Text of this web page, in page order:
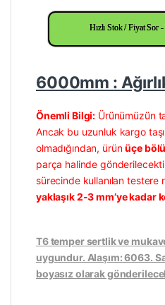
Hızlı Stok / Fiyat Sor
6000mm :
Önemli Bilgi: Ürünümüzün
Ancak bu uzunluk kargo
olmadığından, ürünüçe
parça halinde
sürecinde kullanılan testere
yaklaşık 2-3 mm’ye kadar
T6 temper sertlik ve
uygundur. Alaşım: 6063.
boyasız olarak